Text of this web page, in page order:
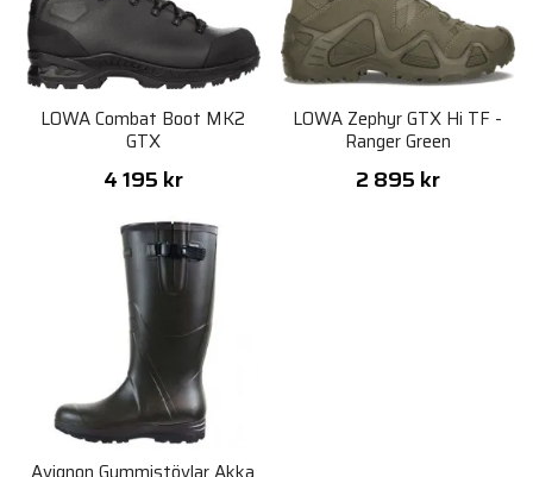
LOWA Combat Boot MK2
GTX
4 195 kr
LOWA Zephyr GTX Hi TF -
Ranger Green
2 895 kr